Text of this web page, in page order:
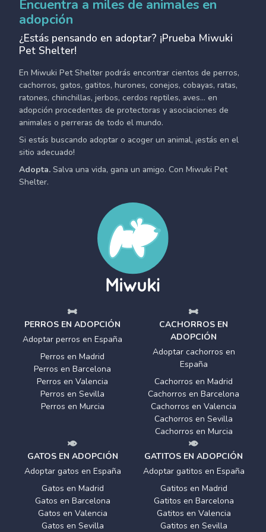
Encuentra a miles de animales en
adopción
¿Estás pensando en adoptar? ¡Prueba Miwuki
Pet Shelter!
En Miwuki Pet Shelter podrás encontrar cientos de perros,
cachorros, gatos, gatitos, hurones, conejos, cobayas, ratas,
ratones, chinchillas, jerbos, cerdos reptiles, aves... en
adopción procedentes de protectoras y asociaciones de
animales o perreras de todo el mundo.
Si estás buscando adoptar o acoger un animal, ¡estás en el
sitio adecuado!
Adopta. Salva una vida, gana un amigo. Con Miwuki Pet
Shelter.
PERROS EN ADOPCIÓN
Adoptar perros en España
Perros en Madrid
Perros en Barcelona
Perros en Valencia
Perros en Sevilla
Perros en Murcia
CACHORROS EN
ADOPCIÓN
Adoptar cachorros en
España
Cachorros en Madrid
Cachorros en Barcelona
Cachorros en Valencia
Cachorros en Sevilla
Cachorros en Murcia
GATOS EN ADOPCIÓN
Adoptar gatos en España
Gatos en Madrid
Gatos en Barcelona
Gatos en Valencia
Gatos en Sevilla
GATITOS EN ADOPCIÓN
Adoptar gatitos en España
Gatitos en Madrid
Gatitos en Barcelona
Gatitos en Valencia
Gatitos en Sevilla